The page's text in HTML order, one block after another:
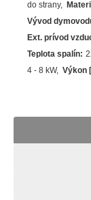
do strany
Vývod
Ext. prívod
Teplota spalín:
4 - 8 kW
Výkon